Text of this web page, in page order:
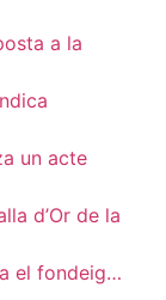
a la
un acte
d’Or de la
el fondeig…